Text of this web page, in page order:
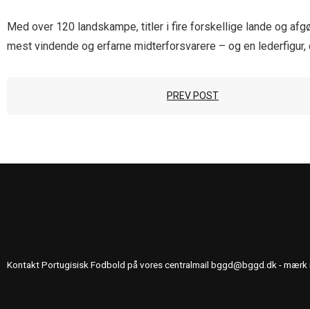
Med over 120 landskampe, titler i fire forskellige lande og
mest vindende og erfarne midterforsvarere – og en
PREV POST
Kontakt Portugisisk Fodbold på vores centralmail bggd@bggd.dk - mærk